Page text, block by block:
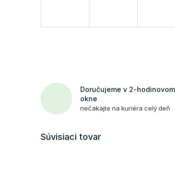
Doručujeme v 2-hodinovom
okne
nečakajte na kuriéra celý deň
Súvisiaci tovar